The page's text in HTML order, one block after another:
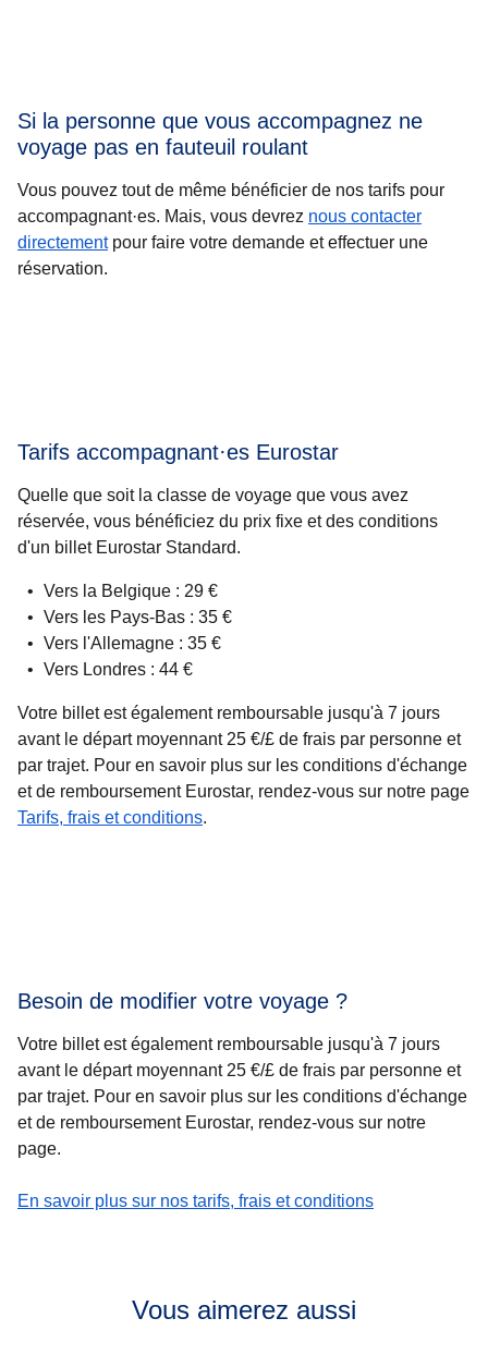
Si la personne que vous accompagnez ne
voyage pas en fauteuil roulant
Vous pouvez tout de même bénéficier de nos tarifs pour
accompagnant·es. Mais, vous devrez nous contacter
directementpour faire votre demande et effectuer une
réservation.
Tarifs accompagnant·es Eurostar
Quelle que soit la classe de voyage que vous avez
réservée, vous bénéficiez du prix fixe et des conditions
d'un billet Eurostar Standard.
Vers la Belgique : 29 €
Vers les Pays-Bas : 35 €
Vers l'Allemagne : 35 €
Vers Londres : 44 €
Votre billet est également remboursable jusqu'à 7 jours
avant le départ moyennant 25 €/£ de frais par personne et
par trajet. Pour en savoir plus sur les conditions d'échange
et de remboursement Eurostar, rendez-vous sur notre page
Tarifs, frais et conditions.
Besoin de modifier votre voyage ?
Votre billet est également remboursable jusqu'à 7 jours
avant le départ moyennant 25 €/£ de frais par personne et
par trajet. Pour en savoir plus sur les conditions d'échange
et de remboursement Eurostar, rendez-vous sur notre
page.
En savoir plus sur nos tarifs, frais et conditions
-Besoin de modifier votre voyage ?
Vous aimerez aussi